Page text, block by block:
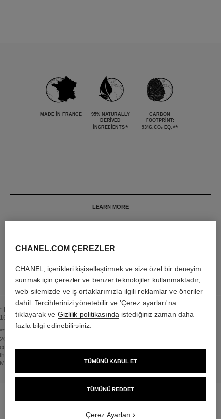
MADE IN FRANCE
95% NATURALLY
DERIVED
INGREDIENTS*
CARBON
FOOTPRINT:
934G.CO₂ EQ. **
LEARN MORE
* Proportion of natural ingredients and derivatives calculated according to ISO
16128.
BaşlığBBaşlığa geri dön↩
** Estimation calculated in April 2021 using the method published by the IPCC in
2013 and in compliance with ISO 14067. Scope of analysis: manufacture of
cosmetic ingredients and packaging components, production, distribution, use of
the product (if relevant to the product) and end of life of the packaging.
Methodology verified by Bureau Veritas.
BaşlığBBaşlığa geri dön↩
THE PERFECT MATCH
CHANEL.COM ÇEREZLER
CHANEL, içerikleri kişiselleştirmek ve size özel bir deneyim
sunmak için çerezler ve benzer teknolojiler kullanmaktadır,
web sitemizde ve iş ortaklarımızla ilgili reklamlar ve öneriler
dahil. Tercihlerinizi yönetebilir ve 'Çerez ayarları'na
tıklayarak ve Gizlilik politikasında istediğiniz zaman daha
fazla bilgi edinebilirsiniz.
TÜMÜNÜ REDDET
TÜMÜNÜ KABUL ET
Çerez Ayarları